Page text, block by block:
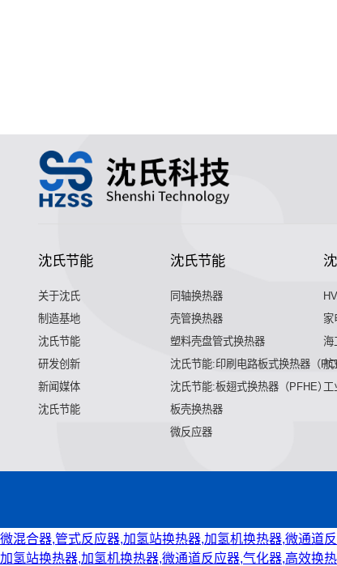
沈氏节能
关于沈氏
制造基地
沈氏节能
研发创新
新闻媒体
沈氏节能
沈氏节能
同轴换热器
壳管换热器
塑料壳盘管式换热器
沈氏节能:印刷电路板式换热器（
沈氏节能:板翅式换热器（PFHE）
板壳换热器
微反应器
家
海
航
工
微混合器,管式反应器,加氢站换热器,加氢机换热器,微通道
加氢站换热器,加氢机换热器,微通道反应器,气化器,高效换